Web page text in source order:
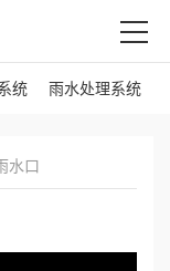
统 雨水处理系统
水口